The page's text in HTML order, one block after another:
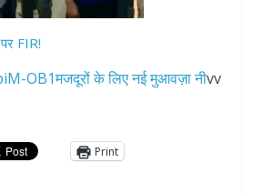
FIR!
OB1मजदूरों के लिए नई मुआवज़ा नीvv
Print